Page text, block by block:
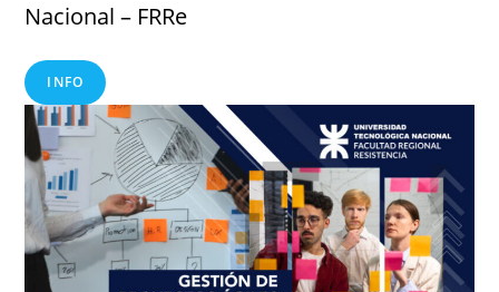
Nacional – FRRe
INFO